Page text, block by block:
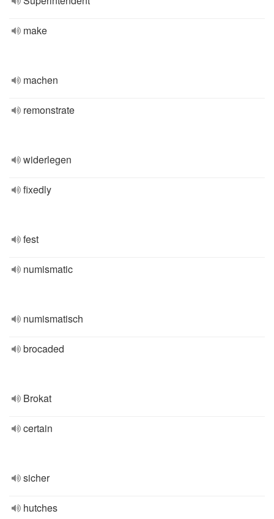
make
machen
remonstrate
widerlegen
fixedly
fest
numismatic
numismatisch
brocaded
Brokat
certain
sicher
hutches